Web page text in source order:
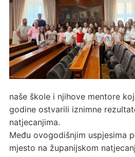
naše škole i njihove mentore
godine ostvarili iznimne
natjecanjima.
Među ovogodišnjim uspjesima
mjesto na županijskom